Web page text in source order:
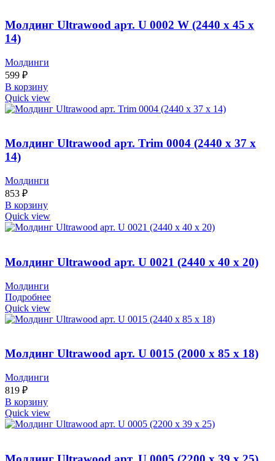
Молдинг Ultrawood арт. U 0002 W (2440 х 45 х
14)
Молдинги
599 ₽
В корзину
Quick view
Молдинг Ultrawood арт. Trim 0004 (2440 х 37 х
14)
Молдинги
853 ₽
В корзину
Quick view
Молдинг Ultrawood арт. U 0021 (2440 х 40 х 20)
Молдинги
Подробнее
Quick view
Молдинг Ultrawood арт. U 0015 (2000 х 85 х 18)
Молдинги
819 ₽
В корзину
Quick view